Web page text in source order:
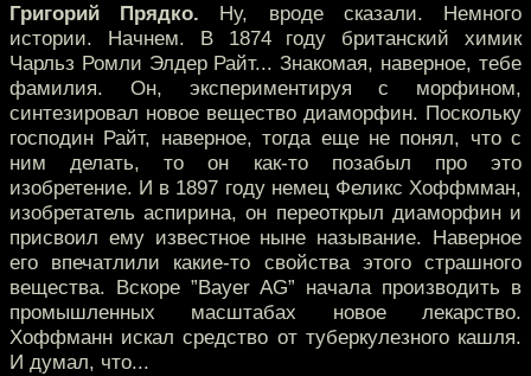
Григорий Прядко. Ну, вроде сказали. Немного
истории. Начнем. В 1874 году британский химик
Чарльз Ромли Элдер Райт... Знакомая, наверное, тебе
фамилия. Он, экспериментируя с морфином,
синтезировал новое вещество диаморфин. Поскольку
господин Райт, наверное, тогда еще не понял, что с
ним делать, то он как-то позабыл про это
изобретение. И в 1897 году немец Феликс Хоффмман,
изобретатель аспирина, он переоткрыл диаморфин и
присвоил ему известное ныне называние. Наверное
его впечатлили какие-то свойства этого страшного
вещества. Вскоре ”Bayer AG” начала производить в
промышленных масштабах новое лекарство.
Хоффманн искал средство от туберкулезного кашля.
И думал, что...